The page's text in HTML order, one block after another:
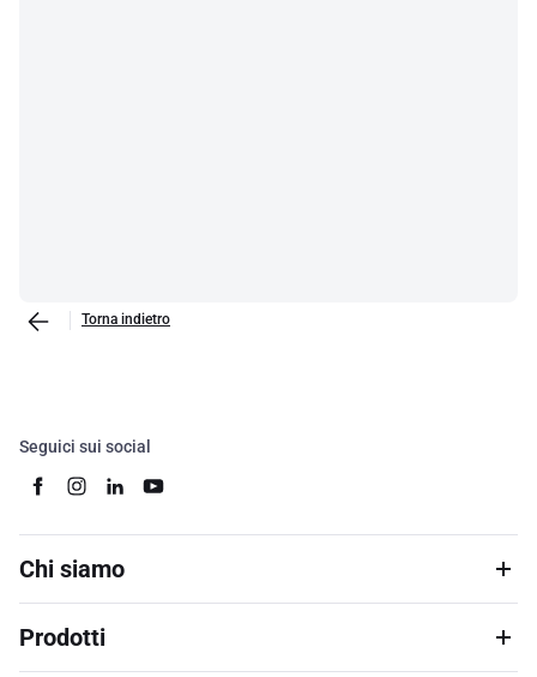
Torna indietro
Seguici sui social
Chi siamo
Prodotti